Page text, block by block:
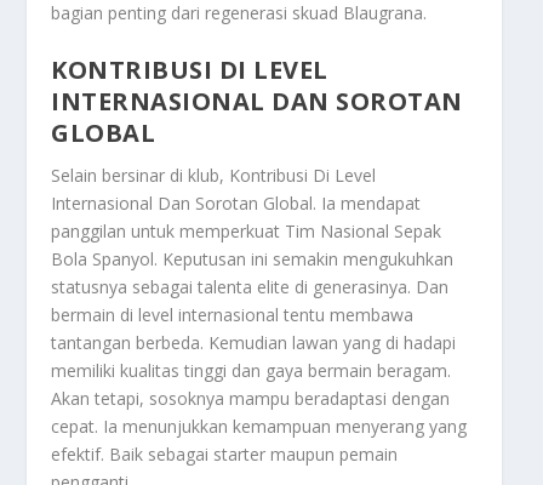
bagian penting dari regenerasi skuad Blaugrana.
KONTRIBUSI DI LEVEL
INTERNASIONAL DAN SOROTAN
GLOBAL
Selain bersinar di klub, Kontribusi Di Level
Internasional Dan Sorotan Global. Ia mendapat
panggilan untuk memperkuat Tim Nasional Sepak
Bola Spanyol. Keputusan ini semakin mengukuhkan
statusnya sebagai talenta elite di generasinya. Dan
bermain di level internasional tentu membawa
tantangan berbeda. Kemudian lawan yang di hadapi
memiliki kualitas tinggi dan gaya bermain beragam.
Akan tetapi, sosoknya mampu beradaptasi dengan
cepat. Ia menunjukkan kemampuan menyerang yang
efektif. Baik sebagai starter maupun pemain